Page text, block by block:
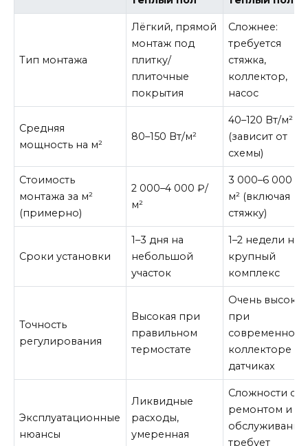
Тип монтажа
Лёгкий, прямой
монтаж под
плитку/
плиточные
покрытия
Сложнее:
требуется
стяжка,
коллектор,
насос
Средняя
мощность на м²
80–150 Вт/м²
40–120 Вт/м²
(зависит от
схемы)
Стоимость
монтажа за м²
(примерно)
2 000–4 000 ₽/
м²
3 000–6 000 ₽/
м² (включая
стяжку)
Сроки установки
1–3 дня на
небольшой
участок
1–2 недели на
крупный
комплекс
Точность
регулирования
Высокая при
правильном
термостате
Очень высокая
при
современном
коллекторе и
датчиках
Эксплуатационные
нюансы
Ликвидные
расходы,
умеренная
Сложности с
ремонтом и
требует